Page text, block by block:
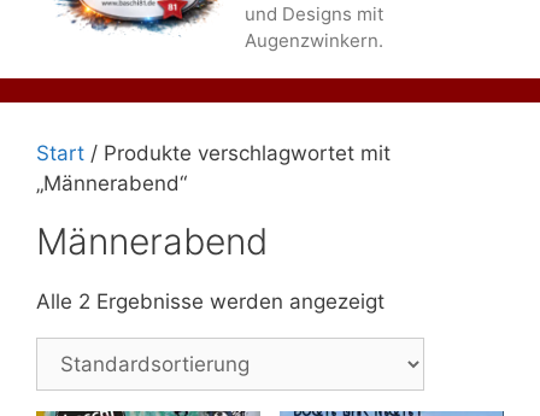
und Designs mit
Augenzwinkern.
Start / Produkte verschlagwortet mit
„Männerabend“
Männerabend
Alle 2 Ergebnisse werden angezeigt